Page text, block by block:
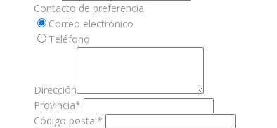
Contacto de preferencia
Correo electrónico
Teléfono
Dirección
Provincia*
Código postal*